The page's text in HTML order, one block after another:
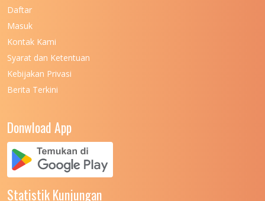
Daftar
Masuk
Kontak Kami
Syarat dan Ketentuan
Kebijakan Privasi
Berita Terkini
Donwload App
Statistik Kunjungan